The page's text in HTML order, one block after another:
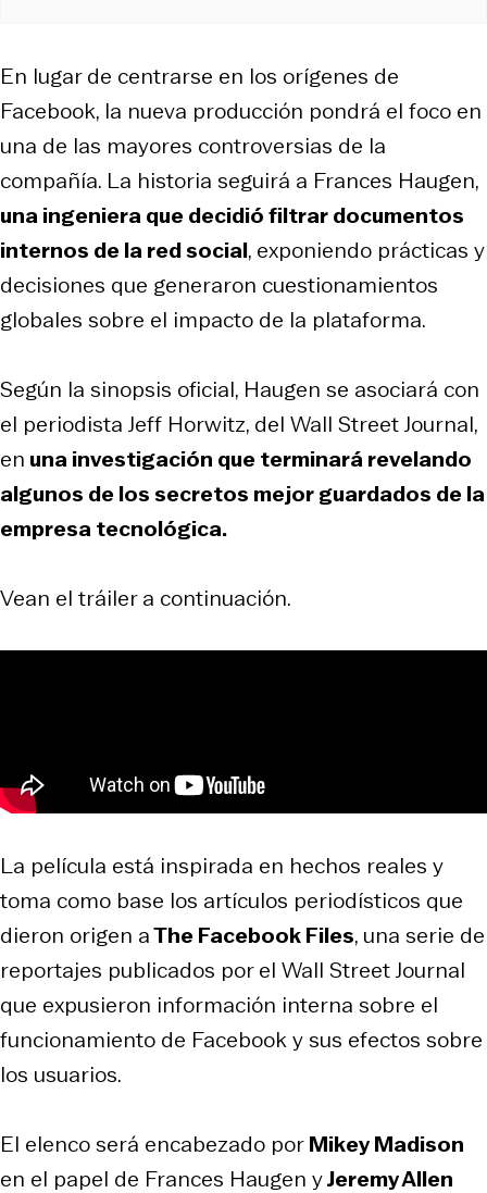
En lugar de centrarse en los orígenes de
Facebook, la nueva producción pondrá el foco en
una de las mayores controversias de la
compañía. La historia seguirá a Frances Haugen,
una ingeniera que decidió filtrar documentos
internos de la red social, exponiendo prácticas y
decisiones que generaron cuestionamientos
globales sobre el impacto de la plataforma.
Según la sinopsis oficial, Haugen se asociará con
el periodista Jeff Horwitz, del Wall Street Journal,
en una investigación que terminará revelando
algunos de los secretos mejor guardados de la
empresa tecnológica.
Vean el tráiler a continuación.
La película está inspirada en hechos reales y
toma como base los artículos periodísticos que
dieron origen aThe Facebook Files, una serie de
reportajes publicados por el Wall Street Journal
que expusieron información interna sobre el
funcionamiento de Facebook y sus efectos sobre
los usuarios.
El elenco será encabezado porMikey Madison
en el papel de Frances Haugen yJeremy Allen